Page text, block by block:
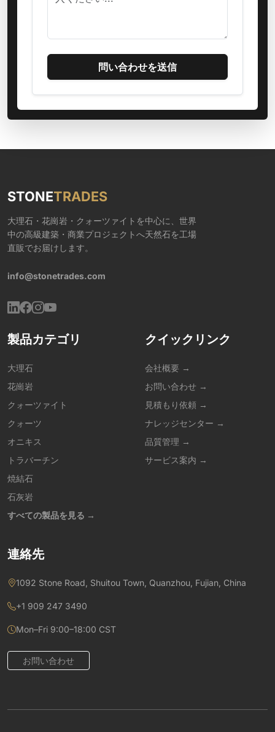
問い合わせを送信
STONETRADES
大理石・花崗岩・クォーツァイトを中心に、世界
中の高級建築・商業プロジェクトへ天然石を工場
直販でお届けします。
info@stonetrades.com
製品カテゴリ
大理石
花崗岩
クォーツァイト
クォーツ
オニキス
トラバーチン
焼結石
石灰岩
すべての製品を見る →
クイックリンク
会社概要 →
お問い合わせ →
見積もり依頼 →
ナレッジセンター →
品質管理 →
サービス案内 →
連絡先
1092 Stone Road, Shuitou Town, Quanzhou, Fujian, China
+1 909 247 3490
Mon–Fri 9:00–18:00 CST
お問い合わせ